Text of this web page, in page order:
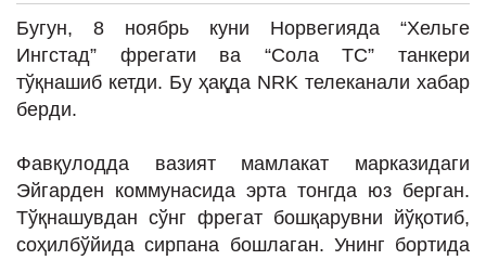
Кино
Театр
ИНТЕРВЬЮ
Таҳлил
Саломатлик
Бугун, 8 ноябрь куни Норвегияда “Хельге
Ингстад” фрегати ва “Сола ТС” танкери
тўқнашиб кетди. Бу ҳақда NRK телеканали хабар
берди.
Фавқулодда вазият мамлакат марказидаги
Эйгарден коммунасида эрта тонгда юз берган.
Тўқнашувдан сўнг фрегат бошқарувни йўқотиб,
соҳилбўйида сирпана бошлаган. Унинг бортида